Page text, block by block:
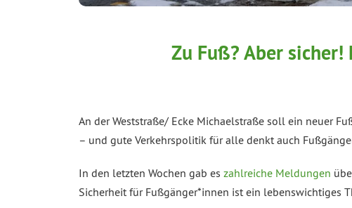
Zu Fuß? Aber
An der Weststraße/ Ecke Michaelstraße soll ein neuer
– und gute Verkehrspolitik für alle denkt auch
In den letzten Wochen gab es zahlreiche Meldungen
Sicherheit für Fußgänger*innen ist ein lebenswichtiges